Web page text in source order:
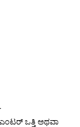
ಎಂಟರ್ ಒತ್ತಿ ಅಥವಾ